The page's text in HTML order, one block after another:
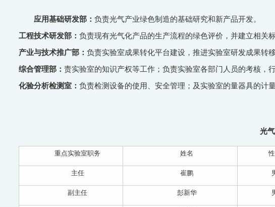
应用基础研发部： 负责光气产业绿色制造的基础研究和新产品开发。
工程技术研发部： 负责现有光气化产品的生产流程的绿色评价，并建立相关
产业与技术推广部： 负责实验室成果转化平台建设，推进实验室研发成果转
综合管理部： 责实验室的知识产权等工作；负责实验室各部门人员的考核，
化验分析检测室： 负责检测设备的使用、安全管理；及实验室的量器具的计
光
重点实验室职务 姓名
主任 崔鹏
副主任 彭新华